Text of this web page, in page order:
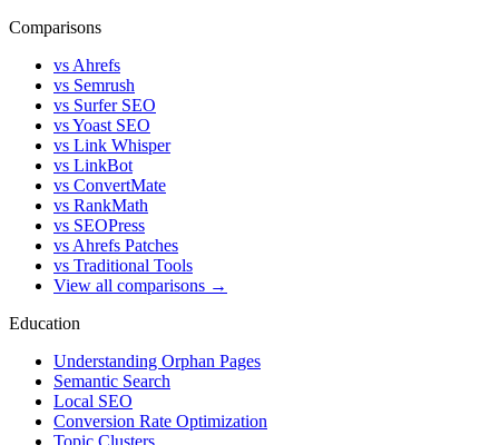
Comparisons
vs Ahrefs
vs Semrush
vs Surfer SEO
vs Yoast SEO
vs Link Whisper
vs LinkBot
vs ConvertMate
vs RankMath
vs SEOPress
vs Ahrefs Patches
vs Traditional Tools
View all comparisons →
Education
Understanding Orphan Pages
Semantic Search
Local SEO
Conversion Rate Optimization
Topic Clusters